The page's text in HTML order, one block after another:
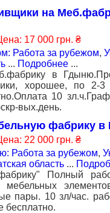
на
17 000 грн. ₴
Работа за рубежом,
... Подробнее ...
в
хорошее, по 2-
10
вых.день.
фабрику в
22 000 грн. ₴
Работа за рубежом,
область ...
Полный
мебельных
пары. 10 зл/час.
бесплатно.